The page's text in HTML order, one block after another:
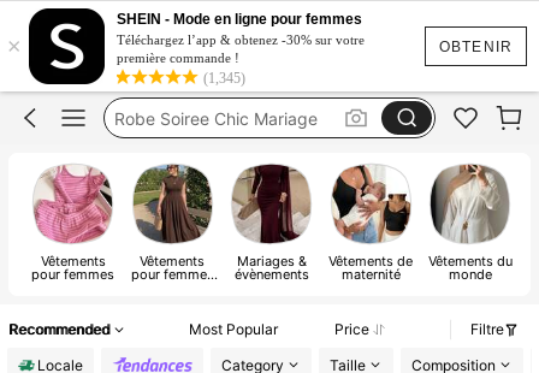
OBTENIR
×
SHEIN - Mode en ligne pour femmes
Téléchargez l’app & obtenez -30% sur votre
première commande !
(1,345)
Maillot De Bain Femme
Robe D’été
Robe Soiree Chic Mariage
Robe
Vêtements
pour femmes
Vêtements
pour femmes
Mariages &
évènements
Vêtements de
maternité
Vêtements du
monde
Recommended Most Popular Price
Filtre
Locale
Category Taille Composition